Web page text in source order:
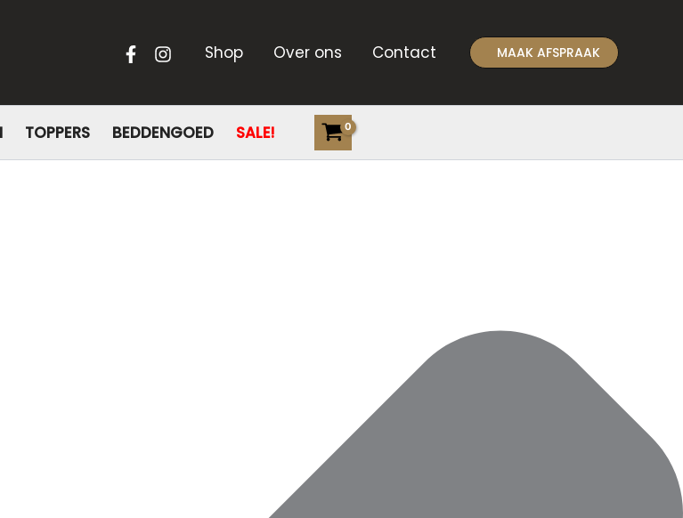
Shop Over ons Contact MAAK AFSPRAAK
TOPPERS BEDDENGOED SALE!